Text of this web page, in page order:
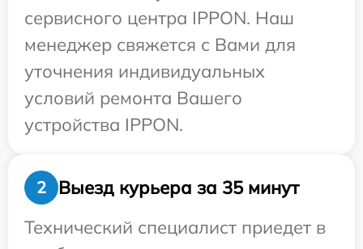
сервисного центра IPPON. Наш
менеджер свяжется с Вами для
уточнения индивидуальных
условий ремонта Вашего
устройства IPPON.
2
Выезд курьера за 35 минут
Технический специалист приедет в